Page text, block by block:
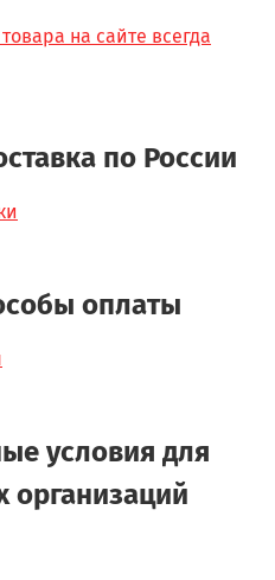
на сайте всегда
по России
оплаты
условия для
организаций